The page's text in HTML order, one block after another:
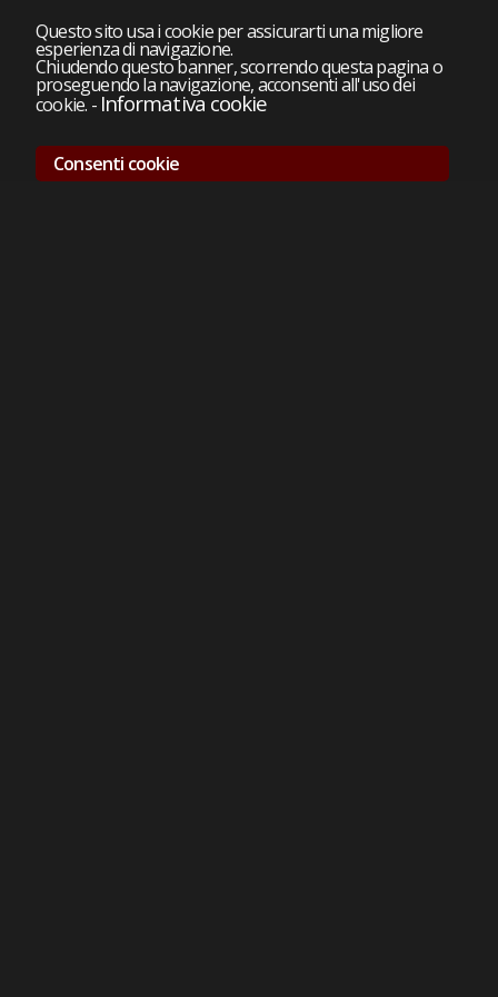
Questo sito usa i cookie per assicurarti una migliore
esperienza di navigazione.
Chiudendo questo banner, scorrendo questa pagina o
proseguendo la navigazione, acconsenti all'uso dei
cookie. - Informativa cookie
Consenti cookie